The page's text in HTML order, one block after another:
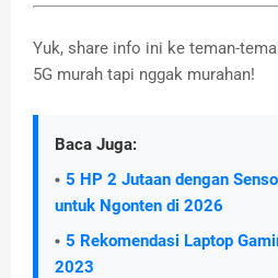
Yuk, share info ini ke teman-
5G murah tapi nggak murahan!
Baca Juga:
5 HP 2 Jutaan dengan
untuk Ngonten di 2026
5 Rekomendasi Laptop
2023